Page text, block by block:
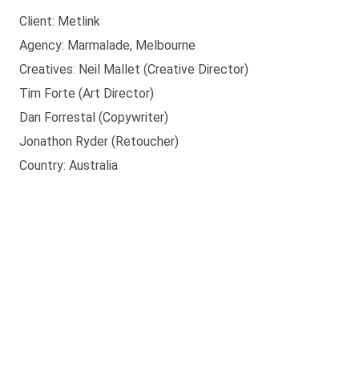
Client: Metlink
Agency: Marmalade, Melbourne
Creatives: Neil Mallet (Creative Director)
Tim Forte (Art Director)
Dan Forrestal (Copywriter)
Jonathon Ryder (Retoucher)
Country: Australia